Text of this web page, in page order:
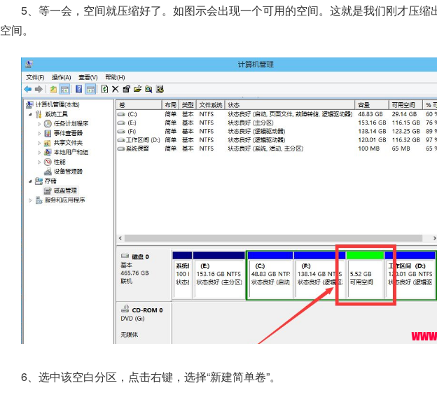
5、等一会，空间就压缩好了。如图示会出现一个可用的空间。这就是我们刚才压缩
空间。
6、选中该空白分区，点击右键，选择“新建简单卷”。